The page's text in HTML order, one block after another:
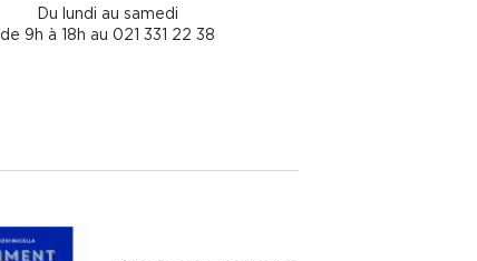
Du lundi au samedi
de 9h à 18h au 021 331 22 38